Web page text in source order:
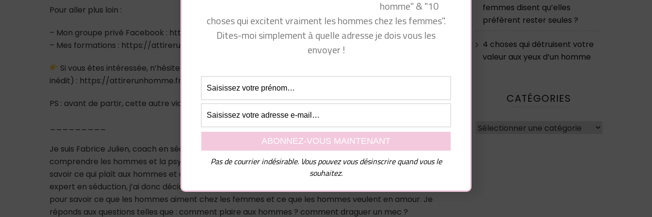
Pour aller plus loin :
– Mon groupe privé Facebook : https://www.facebook.com/groups/communautecyprine/
– Mes formations : https://attirerunhomme.fr/formation-coaching-seduction/
Si vous êtes intéressée, n’hésitez pas à me suivre sur mes autres réseaux sociaux (il y a du contenu
inédit) : https://attirerunhomme.fr/reseaux-sociaux-de-fabrice-julien/
PS : avant de partir, cette autre vidéo pourrait bien vous intéresser 👁 : https://youtu.be/oa6yTVM5aFQ
Je suis Fabrice Julien, coach en séduction depuis 2010. Beaucoup de femmes me sollicitent pour mieux
comprendre les hommes et la psychologie masculine. Mon franc-parler les aide beaucoup à mieux
savoir ce qui plaît aux hommes et à comprendre comment séduire un homme… En tant qu’homme et
expert en séduction, j’ai donc décidé de créer cette chaîne sur laquelle vous trouverez toutes les clés
pour savoir ce que les hommes aiment chez les femmes et ce que les hommes veulent en amour. Je
réponds aux questions telles que : comment plaire aux hommes ? comment draguer un mec ?
femmes disent qu’elles
préfèrent rester seules ?
4 choses qui détruisent votre
valeur aux yeux d’un homme
CATÉGORIES
Catégories
homme" & "10
choses qui excitent vraiment les hommes chez les femmes".
Dites-moi simplement à quelle adresse je dois vous les
envoyer !
Pas de courrier indésirable. Vous pouvez vous désinscrire quand vous le
souhaitez.